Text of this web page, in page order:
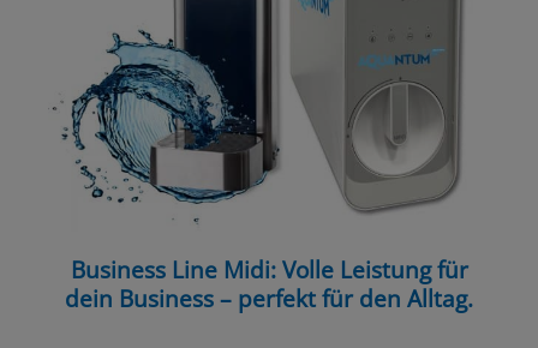
Business Line Midi: Volle Leistung für
dein Business – perfekt für den Alltag.